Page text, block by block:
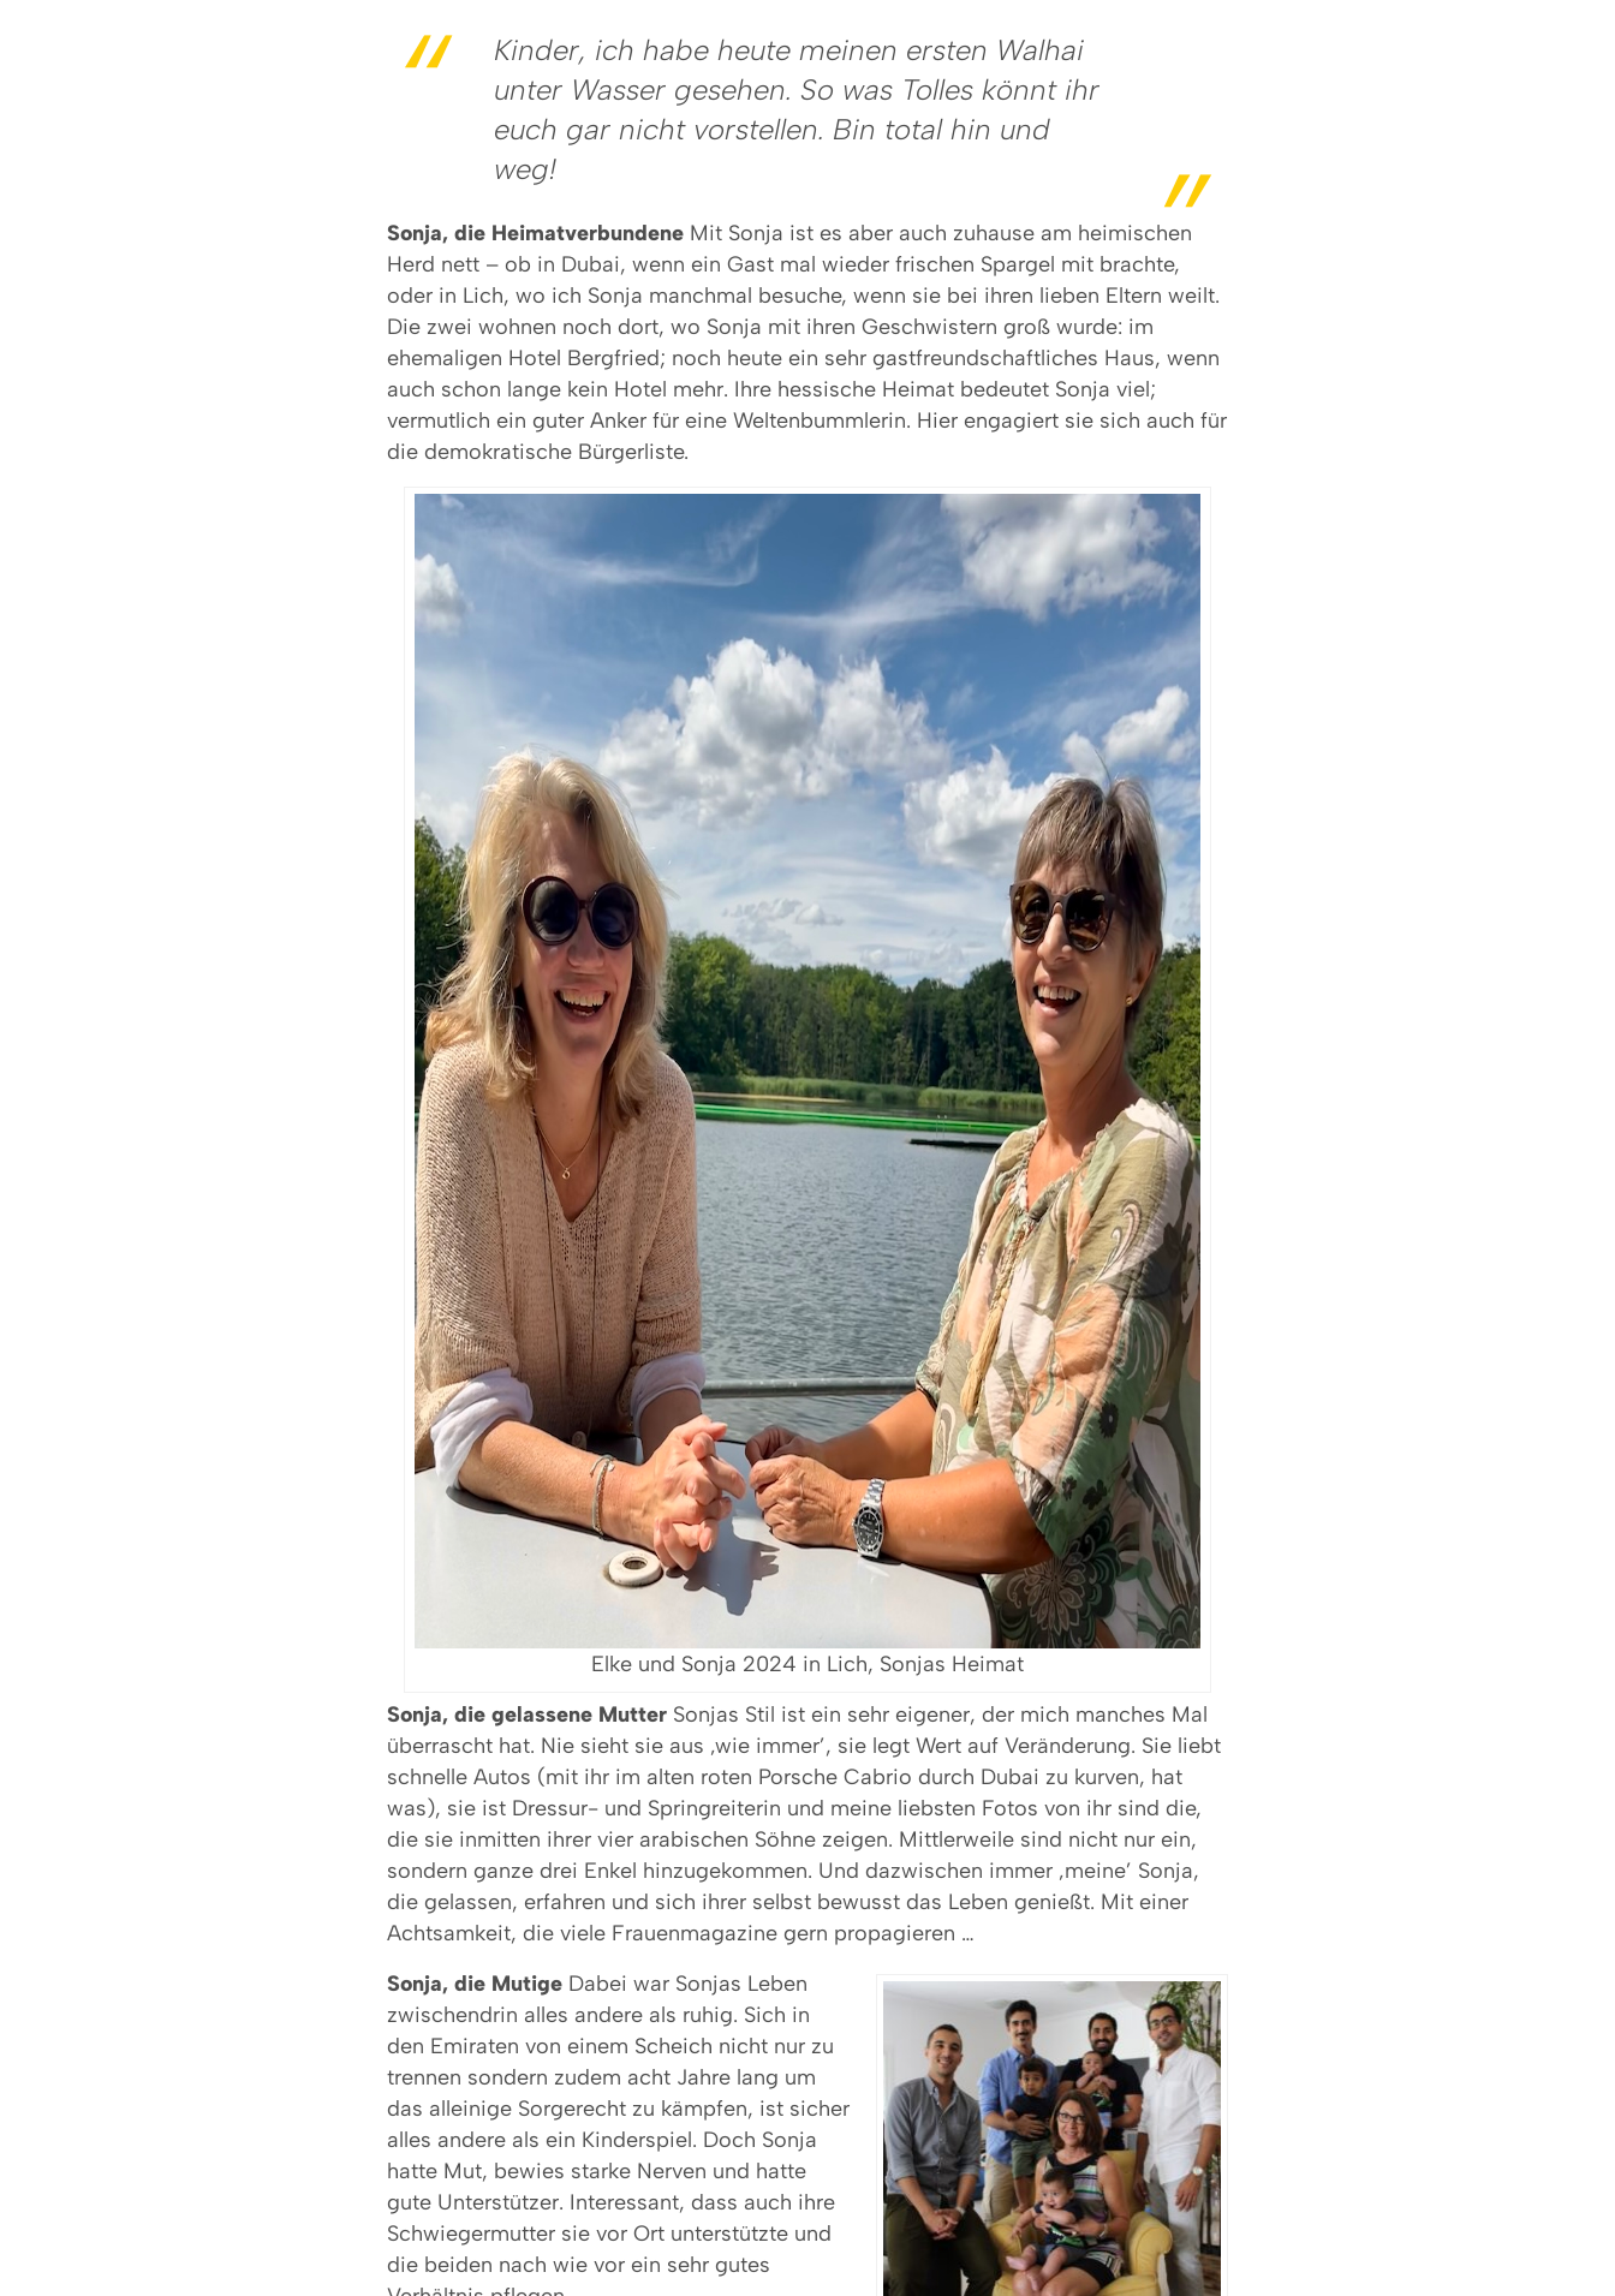
Kinder, ich habe heute meinen ersten Walhai
unter Wasser gesehen. So was Tolles könnt ihr
euch gar nicht vorstellen. Bin total hin und
weg!
Sonja, die Heimatverbundene Mit Sonja ist es aber auch zuhause am heimischen
Herd nett – ob in Dubai, wenn ein Gast mal wieder frischen Spargel mit brachte,
oder in Lich, wo ich Sonja manchmal besuche, wenn sie bei ihren lieben Eltern weilt.
Die zwei wohnen noch dort, wo Sonja mit ihren Geschwistern groß wurde: im
ehemaligen Hotel Bergfried; noch heute ein sehr gastfreundschaftliches Haus, wenn
auch schon lange kein Hotel mehr. Ihre hessische Heimat bedeutet Sonja viel;
vermutlich ein guter Anker für eine Weltenbummlerin. Hier engagiert sie sich auch für
die demokratische Bürgerliste.
Elke und Sonja 2024 in Lich, Sonjas Heimat
Sonja, die gelassene Mutter Sonjas Stil ist ein sehr eigener, der mich manches Mal
überrascht hat. Nie sieht sie aus ‚wie immer’, sie legt Wert auf Veränderung. Sie liebt
schnelle Autos (mit ihr im alten roten Porsche Cabrio durch Dubai zu kurven, hat
was), sie ist Dressur- und Springreiterin und meine liebsten Fotos von ihr sind die,
die sie inmitten ihrer vier arabischen Söhne zeigen. Mittlerweile sind nicht nur ein,
sondern ganze drei Enkel hinzugekommen. Und dazwischen immer ‚meine’ Sonja,
die gelassen, erfahren und sich ihrer selbst bewusst das Leben genießt. Mit einer
Achtsamkeit, die viele Frauenmagazine gern propagieren …
Sonja, die Mutige Dabei war Sonjas Leben
zwischendrin alles andere als ruhig. Sich in
den Emiraten von einem Scheich nicht nur zu
trennen sondern zudem acht Jahre lang um
das alleinige Sorgerecht zu kämpfen, ist sicher
alles andere als ein Kinderspiel. Doch Sonja
hatte Mut, bewies starke Nerven und hatte
gute Unterstützer. Interessant, dass auch ihre
Schwiegermutter sie vor Ort unterstützte und
die beiden nach wie vor ein sehr gutes